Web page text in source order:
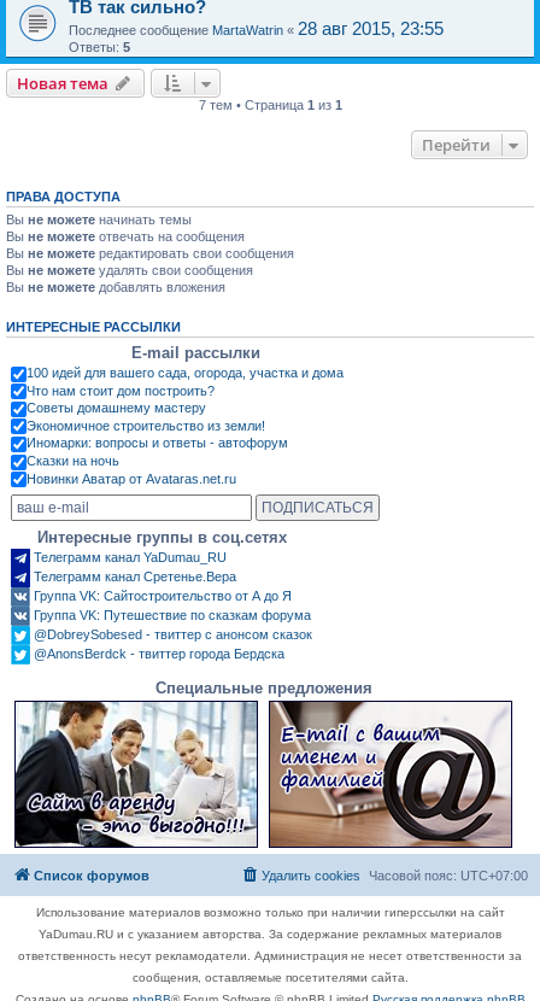
ТВ так сильно?
Последнее сообщение MartaWatrin « 28 авг 2015, 23:55
Ответы: 5
Новая тема
7 тем • Страница 1 из 1
Перейти
ПРАВА ДОСТУПА
Вы не можете начинать темы
Вы не можете отвечать на сообщения
Вы не можете редактировать свои сообщения
Вы не можете удалять свои сообщения
Вы не можете добавлять вложения
ИНТЕРЕСНЫЕ РАССЫЛКИ
E-mail рассылки
100 идей для вашего сада, огорода, участка и дома
Что нам стоит дом построить?
Советы домашнему мастеру
Экономичное строительство из земли!
Иномарки: вопросы и ответы - автофорум
Сказки на ночь
Новинки Аватар от Avataras.net.ru
Интересные группы в соц.сетях
Телеграмм канал YaDumau_RU
Телеграмм канал Сретенье.Вера
Группа VK: Сайтостроительство от А до Я
Группа VK: Путешествие по сказкам форума
@DobreySobesed - твиттер с анонсом сказок
@AnonsBerdck - твиттер города Бердска
Специальные предложения
Список форумов Часовой пояс: UTC+07:00
Удалить cookies
Использование материалов возможно только при наличии гиперссылки на сайт
YaDumau.RU и с указанием авторства. За содержание рекламных материалов
ответственность несут рекламодатели. Администрация не несет ответственности за
сообщения, оставляемые посетителями сайта.